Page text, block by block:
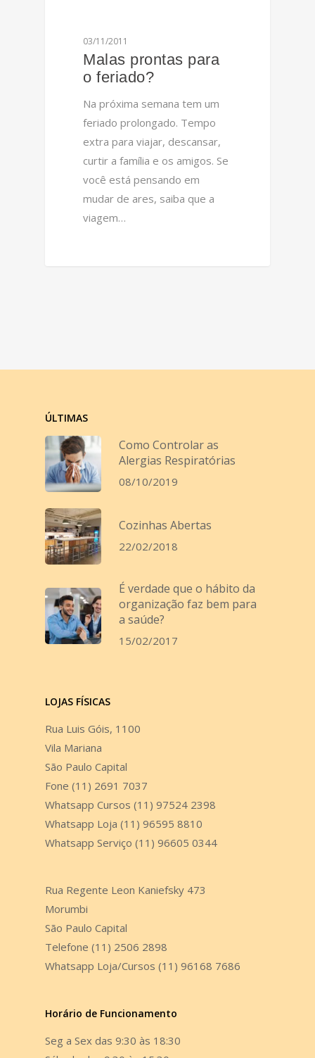
03/11/2011
Malas prontas para
o feriado?
Na próxima semana tem um
feriado prolongado. Tempo
extra para viajar, descansar,
curtir a família e os amigos. Se
você está pensando em
mudar de ares, saiba que a
viagem…
ÚLTIMAS
Como Controlar as
Alergias Respiratórias
08/10/2019
Cozinhas Abertas
22/02/2018
É verdade que o hábito da
organização faz bem para
a saúde?
15/02/2017
LOJAS FÍSICAS
Rua Luis Góis, 1100
Vila Mariana
São Paulo Capital
Fone (11) 2691 7037
Whatsapp Cursos (11) 97524 2398
Whatsapp Loja (11) 96595 8810
Whatsapp Serviço (11) 96605 0344
Rua Regente Leon Kaniefsky 473
Morumbi
São Paulo Capital
Telefone (11) 2506 2898
Whatsapp Loja/Cursos (11) 96168 7686
Horário de Funcionamento
Seg a Sex das 9:30 às 18:30